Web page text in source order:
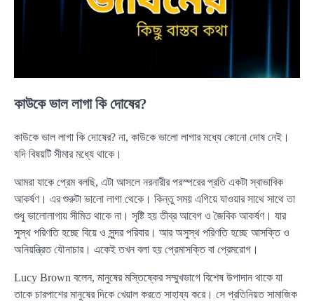
কাউকে ভাল লাগা কি দোষের?
কাউকে ভাল লাগা কি দোষের? না, কাউকে ভালো লাগার মধ্যে কোনো দোষ নেই।
যদি বিষয়টি সীমার মধ্যে থাকে।
আমরা যাকে প্রেম বলছি, এটা আসলে নরনারীর পরস্পরের প্রতি একটা স্বাভাবিক
আকর্ষণ। এর শুরুটা ভালো লাগা থেকে। কিন্তু সময় এগিয়ে যাওয়ার সাথে সাথে তা
শুধু ভালোলাগায় সীমিত থাকে না। সৃষ্টি হয় তীব্র আবেগ ও জৈবিক আকর্ষণ। যার
সুস্থ পরিণতি হচ্ছে বিয়ে ও সুন্দর পরিবার। আর অসুস্থ পরিণতি হচ্ছে আসক্তি ও
অনিয়ন্ত্রিত যৌনাচার। একেই তখন বলা হয় প্রেমাসক্তি বা প্রেমরোগ।
Lucy Brown বলেন, মানুষের মস্তিষ্কের সম্মুখভাগে বিশেষ উপাদান থাকে যা
তাকে চারপাশের মানুষের দিকে খেয়াল করতে সাহায্য করে। সে প্রতিনিয়ত সামাজিক